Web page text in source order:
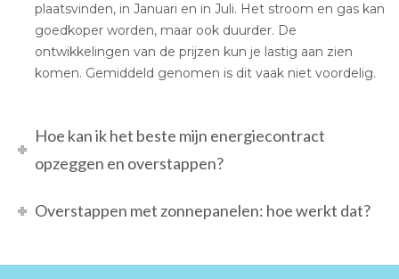
plaatsvinden, in Januari en in Juli. Het stroom en gas kan
goedkoper worden, maar ook duurder. De
ontwikkelingen van de prijzen kun je lastig aan zien
komen. Gemiddeld genomen is dit vaak niet voordelig.
Hoe kan ik het beste mijn energiecontract
opzeggen en overstappen?
Overstappen met zonnepanelen: hoe werkt dat?